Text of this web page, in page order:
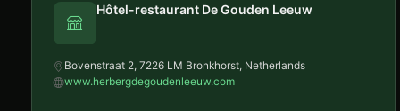
Hôtel-restaurant De Gouden Leeuw
Bovenstraat 2, 7226 LM Bronkhorst, Netherlands
www.herbergdegoudenleeuw.com